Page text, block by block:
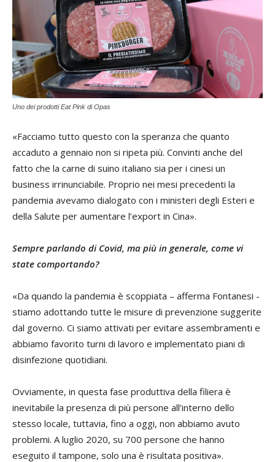
Uno dei prodotti Eat Pink di Opas
«Facciamo tutto questo con la speranza che quanto
accaduto a gennaio non si ripeta più. Convinti anche del
fatto che la carne di suino italiano sia per i cinesi un
business irrinunciabile. Proprio nei mesi precedenti la
pandemia avevamo dialogato con i ministeri degli Esteri e
della Salute per aumentare l’export in Cina».
Sempre parlando di Covid, ma più in generale, come vi
state comportando?
«Da quando la pandemia è scoppiata – afferma Fontanesi -
stiamo adottando tutte le misure di prevenzione suggerite
dal governo. Ci siamo attivati per evitare assembramenti e
abbiamo favorito turni di lavoro e implementato piani di
disinfezione quotidiani.
Ovviamente, in questa fase produttiva della filiera è
inevitabile la presenza di più persone all’interno dello
stesso locale, tuttavia, fino a oggi, non abbiamo avuto
problemi. A luglio 2020, su 700 persone che hanno
eseguito il tampone, solo una è risultata positiva».